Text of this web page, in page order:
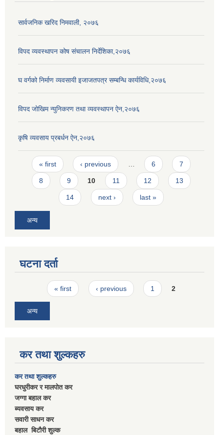
सार्वजनिक खरिद निमवाली, २०७६
विपद व्यवस्थापन कोष संचालन निर्देशिका,२०७६
घ वर्गको निर्माण व्यवसायी इजाजतपत्र सम्बन्धि कार्यविधि,२०७६
विपद जोखिम न्युनिकरण तथा व्यवस्थापन ऐन,२०७६
कृषि व्यवसाय प्रबर्धन ऐन,२०७६
Pages
« first ‹ previous … 6 7
8 9 10 11 12 13
14 next › last »
अन्य
घटना दर्ता
Pages« first ‹ previous 1 2
अन्य
कर तथा शुल्कहरु
कर तथा शुल्कहरु
घरधुरीकर र मालपाेत कर
जग्गा बहाल कर
ब्यवसाय कर
सवारी साधन कर
बहाल बिटाैरी शुल्क